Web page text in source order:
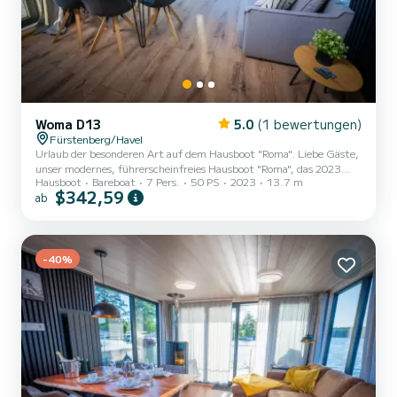
Woma D13 5.0 (1 bewertungen)
Fürstenberg/Havel
Urlaub der besonderen Art auf dem Hausboot "Roma". Liebe Gäste,
unser modernes, führerscheinfreies Hausboot "Roma", das 2023
gebaut wurde, lädt Euch zu einem einzigartigen Urlaubserlebnis
auf der Mecklenburgischen Seenplatte ein. Das Hausboot bietet
Doppelbett, 1 Etagenbett + 1 Einzelbett, 1 Doppelschlafsofa im
Salon). Es verfügt über ein voll ausgestattetes Badezimmer mit
Waschtisch, Dus...
Hausboot Bareboat 7 Pers. 50 PS 2023 13.7 m
ab $342,59
-40%